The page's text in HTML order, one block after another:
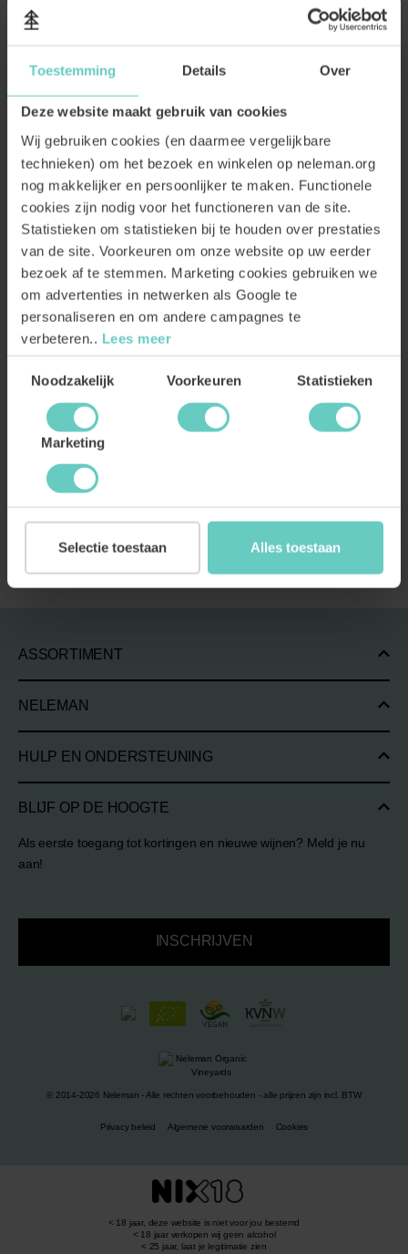
Toestemming Details Over
Deze website maakt gebruik van cookies
Wij gebruiken cookies (en daarmee vergelijkbare
technieken) om het bezoek en winkelen op neleman.org
nog makkelijker en persoonlijker te maken. Functionele
cookies zijn nodig voor het functioneren van de site.
Statistieken om statistieken bij te houden over prestaties
van de site. Voorkeuren om onze website op uw eerder
bezoek af te stemmen. Marketing cookies gebruiken we
om advertenties in netwerken als Google te
personaliseren en om andere campagnes te
verbeteren.. Lees meer
Toestemmingsselectie
Noodzakelijk Voorkeuren Statistieken
Marketing
Alles toestaan
Selectie toestaan
Pionier in biologische wijn. Is Neleman begonnen om de
weten hoe we op een gezonde manier bezig kunnen zijn met de
aarde. We hebben er maar 1 en er is geen reserve. En dat maak ik
duidelijk met biologische wijn.
ASSORTIMENT
NELEMAN
HULP EN ONDERSTEUNING
BLIJF OP DE HOOGTE
Als eerste toegang tot kortingen en nieuwe wijnen? Meld je nu
aan!
INSCHRIJVEN
© 2014-2026 Neleman - Alle rechten voorbehouden - alle prijzen zijn incl. BTW
Privacy beleid Algemene voorwaarden Cookies
< 18 jaar, deze website is niet voor jou bestemd
< 18 jaar verkopen wij geen alcohol
< 25 jaar, laat je legitimatie zien